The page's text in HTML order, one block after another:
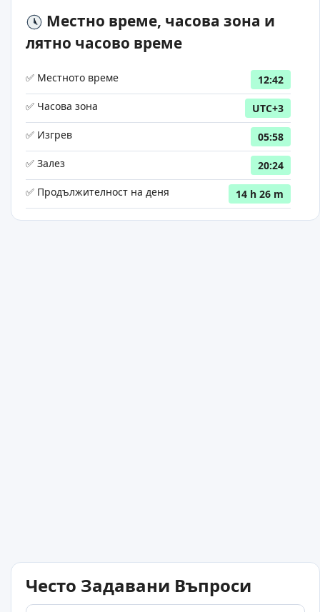
Местно време, часова зона и
лятно часово време
✅ Местното време
12:42
✅ Часова зона
UTC+3
✅ Изгрев
05:58
✅ Залез
20:24
✅ Продължителност на деня
14 h 26 m
Често Задавани Въпроси